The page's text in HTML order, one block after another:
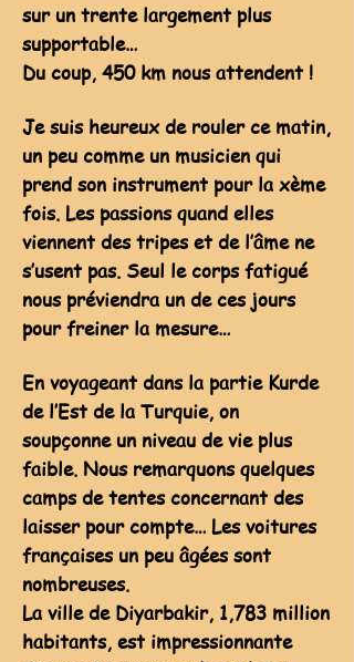
sur un trente largement plus
supportable…
Du coup, 450 km nous attendent !
Je suis heureux de rouler ce matin,
un peu comme un musicien qui
prend son instrument pour la xème
fois. Les passions quand elles
viennent des tripes et de l’âme ne
s’usent pas. Seul le corps fatigué
nous préviendra un de ces jours
pour freiner la mesure…
En voyageant dans la partie Kurde
de l’Est de la Turquie, on
soupçonne un niveau de vie plus
faible. Nous remarquons quelques
camps de tentes concernant des
laisser pour compte… Les voitures
françaises un peu âgées sont
nombreuses.
La ville de Diyarbakir, 1,783 million
habitants, est impressionnante